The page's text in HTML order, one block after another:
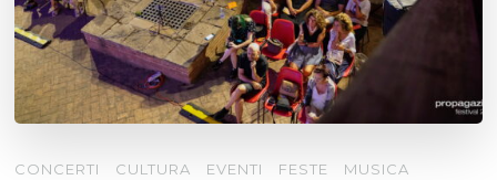
CONCERTI CULTURA EVENTI FESTE
MUSICA